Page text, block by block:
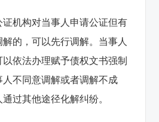
机构对当事人申请公证但有
的，可以先行调解。当事人
依法办理赋予债权文书强制
不同意调解或者调解不成
过其他途径化解纠纷。